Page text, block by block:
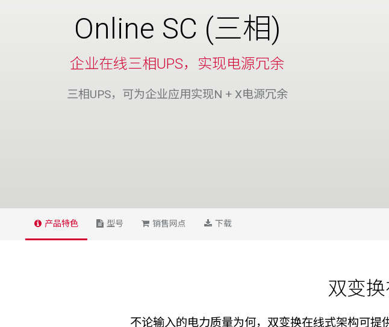
Online SC (三相)
企业在线三相UPS，实现电源冗余
三相UPS，可为企业应用实现N + X电源冗余
产品特色 型号 销售网点 下载
双变
不论输入的电力质量为何，双变换在线式架构可